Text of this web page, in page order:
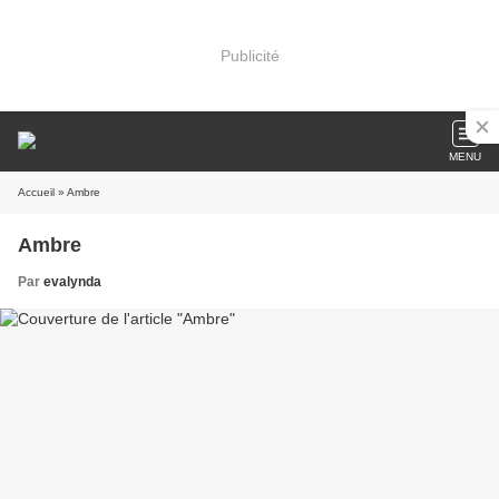
Publicité
MENU
Accueil » Ambre
Ambre
Par evalynda